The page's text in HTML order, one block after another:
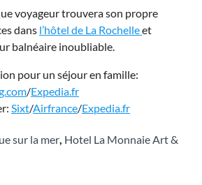
voyageur trouvera son propre
dans l’hôtel de La Rochelleet
balnéaire inoubliable.
pour un séjour en famille:
/Expedia.fr
Sixt/Airfrance/Expedia.fr
sur la mer, Hotel La Monnaie Art &